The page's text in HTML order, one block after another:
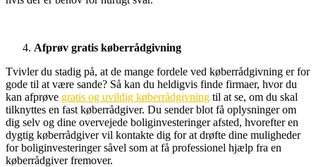
Afprøv gratis køberrådgivning
Tvivler du stadig på, at de mange fordele ved køberrådgivning er for
gode til at være sande? Så kan du heldigvis finde firmaer, hvor du
kan afprøve gratis og uvildig køberrådgivning til at se, om du skal
tilknyttes en fast køberrådgiver. Du sender blot få oplysninger om
dig selv og dine overvejede boliginvesteringer afsted, hvorefter en
dygtig køberrådgiver vil kontakte dig for at drøfte dine muligheder
for boliginvesteringer såvel som at få professionel hjælp fra en
køberrådgiver fremover.